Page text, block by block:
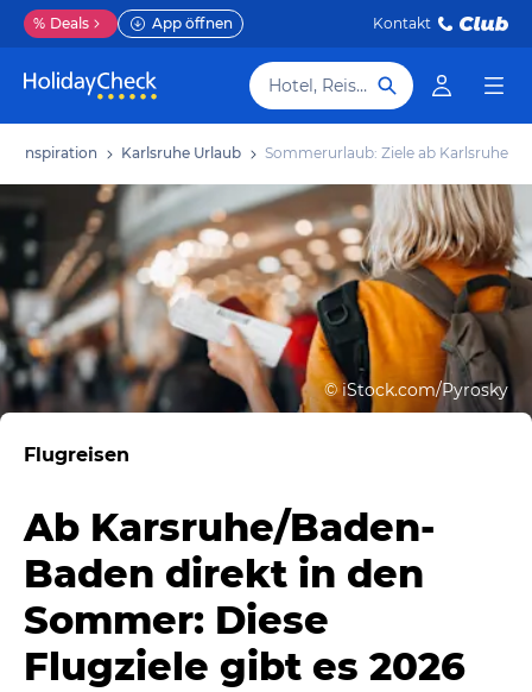
% Deals App öffnen Kontakt
Hotel, Reiseziel
Inspiration Karlsruhe Urlaub Sommerurlaub: Ziele ab Karlsruhe
©iStock.com/Pyrosky
Flugreisen
Ab Karsruhe/Baden-
Baden direkt in den
Sommer: Diese
Flugziele gibt es 2026